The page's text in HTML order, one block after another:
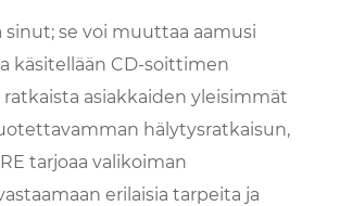
se voi muuttaa aamusi
käsitellään CD-soittimen
asiakkaiden yleisimmät
hälytysratkaisun,
tarjoaa valikoiman
erilaisia ​​tarpeita ja